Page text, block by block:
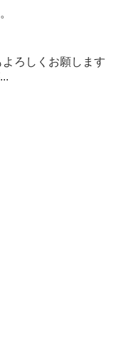
ろしくお願します